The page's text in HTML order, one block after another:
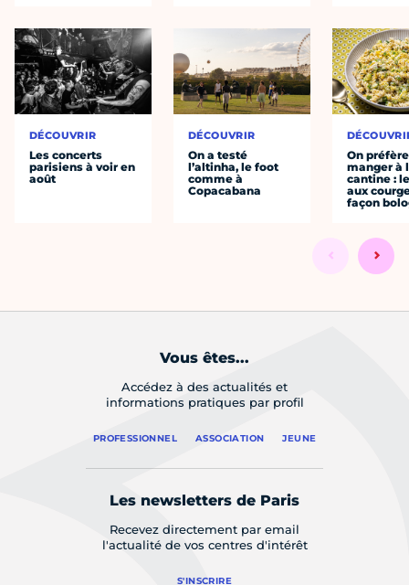
DÉCOUVRIR
Les concerts
parisiens à voir en
août
DÉCOUVRIR
On a testé
l’altinha, le foot
comme à
Copacabana
On préfère
manger à
cantine :
aux
façon
Vous êtes...
Accédez à des actualités et
informations pratiques par profil
PROFESSIONNEL ASSOCIATION JEUNE
Les newsletters de Paris
Recevez directement par email
l'actualité de vos centres d'intérêt
S'INSCRIRE